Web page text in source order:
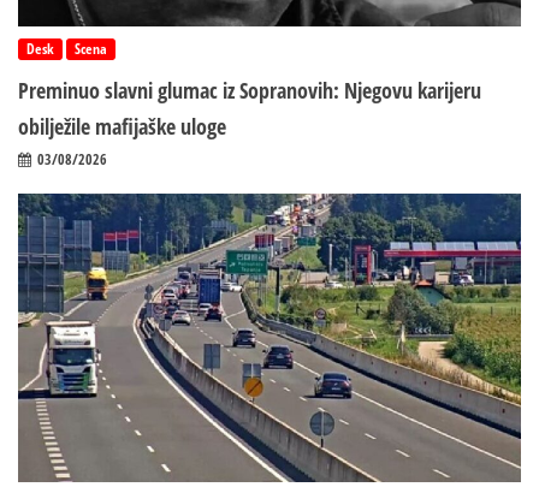
Desk Scena
Preminuo slavni glumac iz Sopranovih: Njegovu karijeru
obilježile mafijaške uloge
03/08/2026